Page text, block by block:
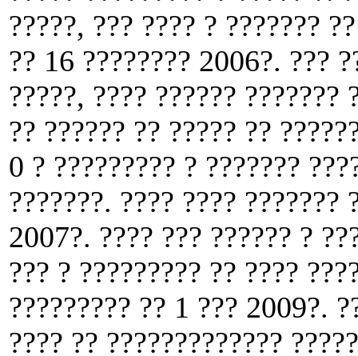
?????, ??? ???? ? ???????
?? 16 ???????? 2006?. ???
?????, ???? ?????? ???????
?? ?????? ?? ????? ??
0 ? ????????? ? ???????
???????. ???? ???? ???????
2007?. ???? ??? ?????? ?
??? ? ????????? ?? ????
????????? ?? 1 ??? 2009?.
???? ?? ?????????????